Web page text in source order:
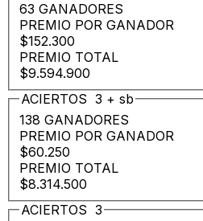
63 GANADORES
PREMIO POR GANADOR
$152.300
PREMIO TOTAL
$9.594.900
ACIERTOS 3 + sb
138 GANADORES
PREMIO POR GANADOR
$60.250
PREMIO TOTAL
$8.314.500
ACIERTOS 3